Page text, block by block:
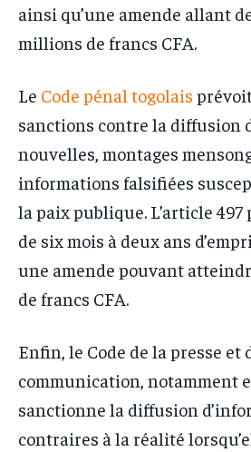
ainsi qu’une amende allant
millions de francs CFA.
Le Code pénal togolais
sanctions contre la diffusion
nouvelles, montages
informations falsifiées
la paix publique. L’article
de six mois à deux ans
une amende pouvant
de francs CFA.
Enfin, le Code de la presse et
communication, notamment
sanctionne la diffusion
contraires à la réalité